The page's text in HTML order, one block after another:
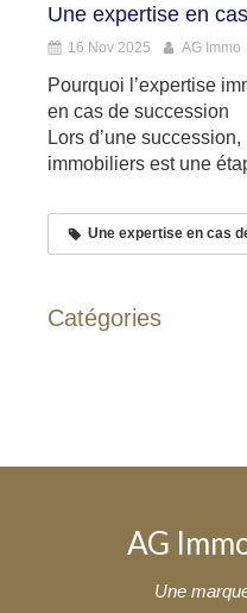
Une expertise en
16 Nov 2025 AG Immo
Pourquoi l’expertise
en cas de succession
Lors d’une
immobiliers est une
Une expertise en cas
Catégories
AG
Une